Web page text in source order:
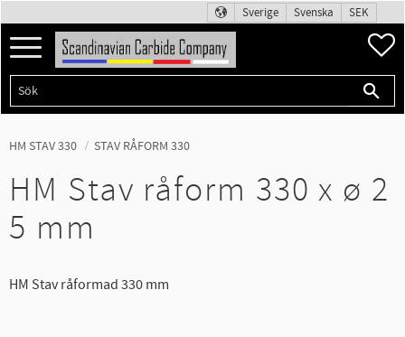
Meny
Sverige Svenska SEK
HM STAV 330 STAV RÅFORM 330
HM Stav råform 330 x ø 2
5 mm
HM Stav råformad 330 mm